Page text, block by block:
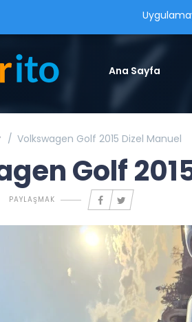
Ana Sayfa
Volkswagen Golf 2015 Dizel Manuel
Golf
PAYLAŞMAK